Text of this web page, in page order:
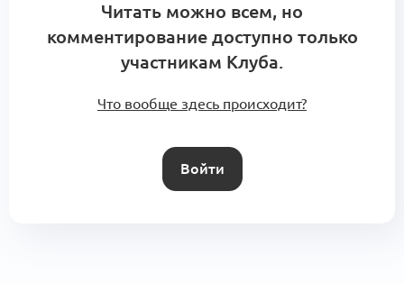
Читать можно всем, но
комментирование доступно только
участникам Клуба.
Что вообще здесь происходит?
Войти